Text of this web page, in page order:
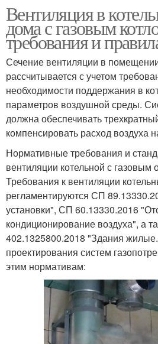
Вентиляция в
дома с газовым
требования и
Сечение вентиляции в
рассчитывается с учетом
необходимости поддержания в
параметров воздушной среды.
должна обеспечивать
компенсировать расход воздуха
Нормативные требования и
вентиляции котельной с газовым
Требования к вентиляции
регламентируются СП
установки", СП 60.13330.2016
кондиционирование воздуха", а
402.1325800.2018 "Здания
проектирования систем
этим нормативам: